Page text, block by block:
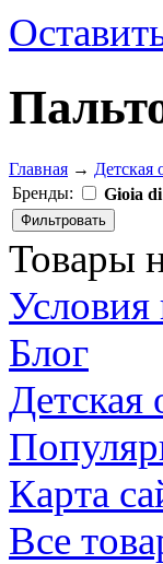
Главная → Детская
Бренды:
Gioia
Товары
Условия
Блог
Детская
Карта
Все